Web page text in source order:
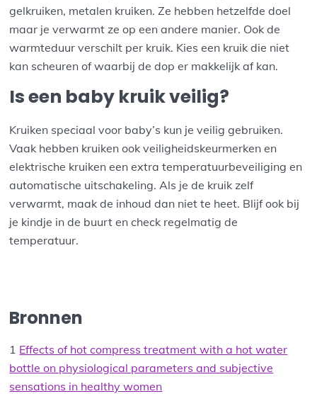
gelkruiken, metalen kruiken. Ze hebben hetzelfde doel
maar je verwarmt ze op een andere manier. Ook de
warmteduur verschilt per kruik. Kies een kruik die niet
kan scheuren of waarbij de dop er makkelijk af kan.
Is een baby kruik veilig?
Kruiken speciaal voor baby’s kun je veilig gebruiken.
Vaak hebben kruiken ook veiligheidskeurmerken en
elektrische kruiken een extra temperatuurbeveiliging en
automatische uitschakeling. Als je de kruik zelf
verwarmt, maak de inhoud dan niet te heet. Blijf ook bij
je kindje in de buurt en check regelmatig de
temperatuur.
Bronnen
1 Effects of hot compress treatment with a hot water
bottle on physiological parameters and subjective
sensations in healthy women